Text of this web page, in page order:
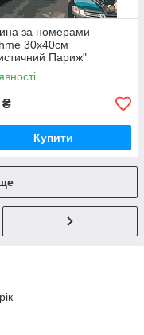
за номерами
30x40см
Париж"
₴
Купити